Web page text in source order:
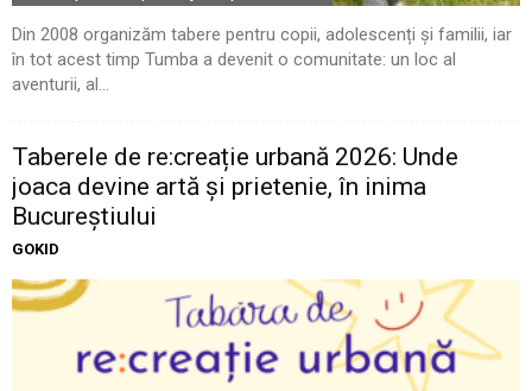
Din 2008 organizăm tabere pentru copii, adolescenți și familii, iar
în tot acest timp Tumba a devenit o comunitate: un loc al
aventurii, al...
Taberele de re:creație urbană 2026: Unde
joaca devine artă și prietenie, în inima
Bucureștiului
GOKID